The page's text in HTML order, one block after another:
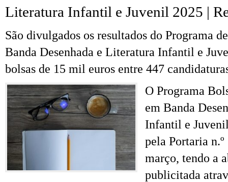
Literatura Infantil e Juvenil 2025 |
São divulgados os resultados do Programa
Banda Desenhada e Literatura Infantil e
bolsas de 15 mil euros entre 447
O Programa
em Banda
Infantil e
pela Portaria
março, tendo a
publicitada